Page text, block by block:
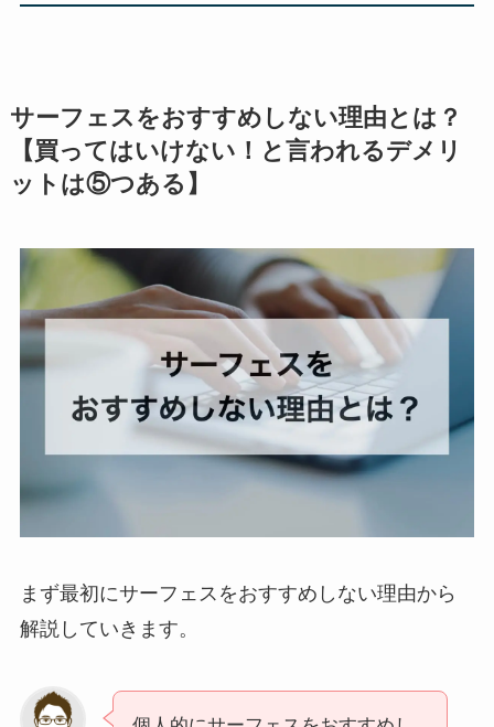
サーフェスをおすすめしない理由とは？
【買ってはいけない！と言われるデメリ
ットは⑤つある】
まず最初にサーフェスをおすすめしない理由から
解説していきます。